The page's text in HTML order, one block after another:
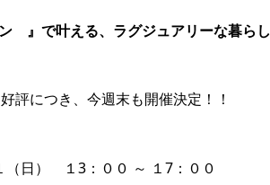
』で叶える、ラグジュアリーな暮らし
評につき、今週末も開催決定！！
（日） １3：００ ～ １7：００